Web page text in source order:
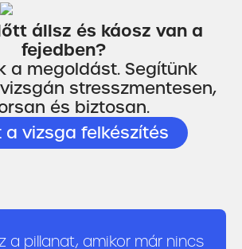
állsz és káosz van a
fejedben?
a megoldást. Segítünk
stresszmentesen,
és biztosan.
a vizsga felkészítés
a pillanat, amikor már nincs